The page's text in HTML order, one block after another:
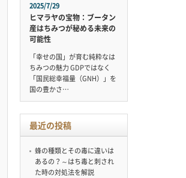
2025/7/29
ヒマラヤの宝物：ブータン
産はちみつが秘める未来の
可能性
「幸せの国」が育む純粋なは
ちみつの魅力 GDPではなく
「国民総幸福量（GNH）」を
国の豊かさ…
最近の投稿
蜂の種類とその毒に違いは
あるの？～はち毒と刺され
た時の対処法を解説